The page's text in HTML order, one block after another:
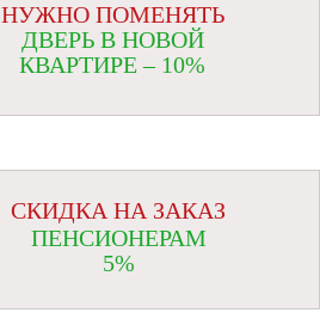
НУЖНО ПОМЕНЯТЬ
ДВЕРЬ В НОВОЙ
КВАРТИРЕ – 10%
СКИДКА НА ЗАКАЗ
ПЕНСИОНЕРАМ
5%